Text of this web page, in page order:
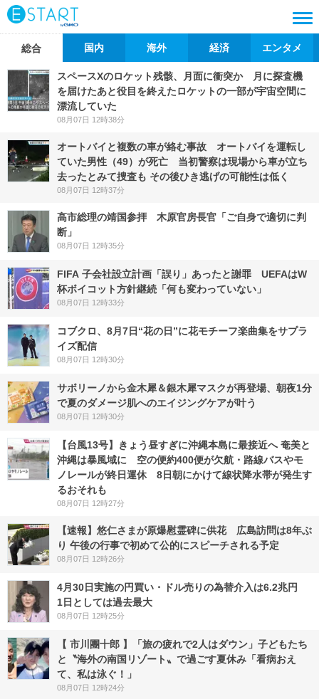
総合 国内 海外 経済 エンタメ
スペースXのロケット残骸、月面に衝突か 月に探査機
を届けたあと役目を終えたロケットの一部が宇宙空間に
漂流していた
08月07日 12時38分
オートバイと複数の車が絡む事故 オートバイを運転し
ていた男性（49）が死亡 当初警察は現場から車が立ち
去ったとみて捜査も その後ひき逃げの可能性は低く
08月07日 12時37分
高市総理の靖国参拝 木原官房長官「ご自身で適切に判
断」
08月07日 12時35分
FIFA 子会社設立計画「誤り」あったと謝罪 UEFAはW
杯ボイコット方針継続「何も変わっていない」
08月07日 12時33分
コブクロ、8月7日“花の日”に花モチーフ楽曲集をサプラ
イズ配信
08月07日 12時30分
サボリーノから金木犀＆銀木犀マスクが再登場、朝夜1分
で夏のダメージ肌へのエイジングケアが叶う
08月07日 12時30分
【台風13号】きょう昼すぎに沖縄本島に最接近へ 奄美と
沖縄は暴風域に 空の便約400便が欠航・路線バスやモ
ノレールが終日運休 8日朝にかけて線状降水帯が発生す
るおそれも
08月07日 12時27分
【速報】悠仁さまが原爆慰霊碑に供花 広島訪問は8年ぶ
り 午後の行事で初めて公的にスピーチされる予定
08月07日 12時26分
4月30日実施の円買い・ドル売りの為替介入は6.2兆円
1日としては過去最大
08月07日 12時25分
【 市川團十郎 】「旅の疲れで2人はダウン」子どもたち
と〝海外の南国リゾート〟で過ごす夏休み「看病おえ
て、私は泳ぐ！」
08月07日 12時24分